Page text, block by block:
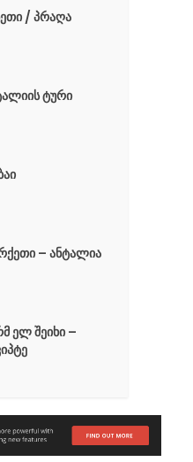
/ პრაღა
ტური
– ანტალია
ელ შეიხი –